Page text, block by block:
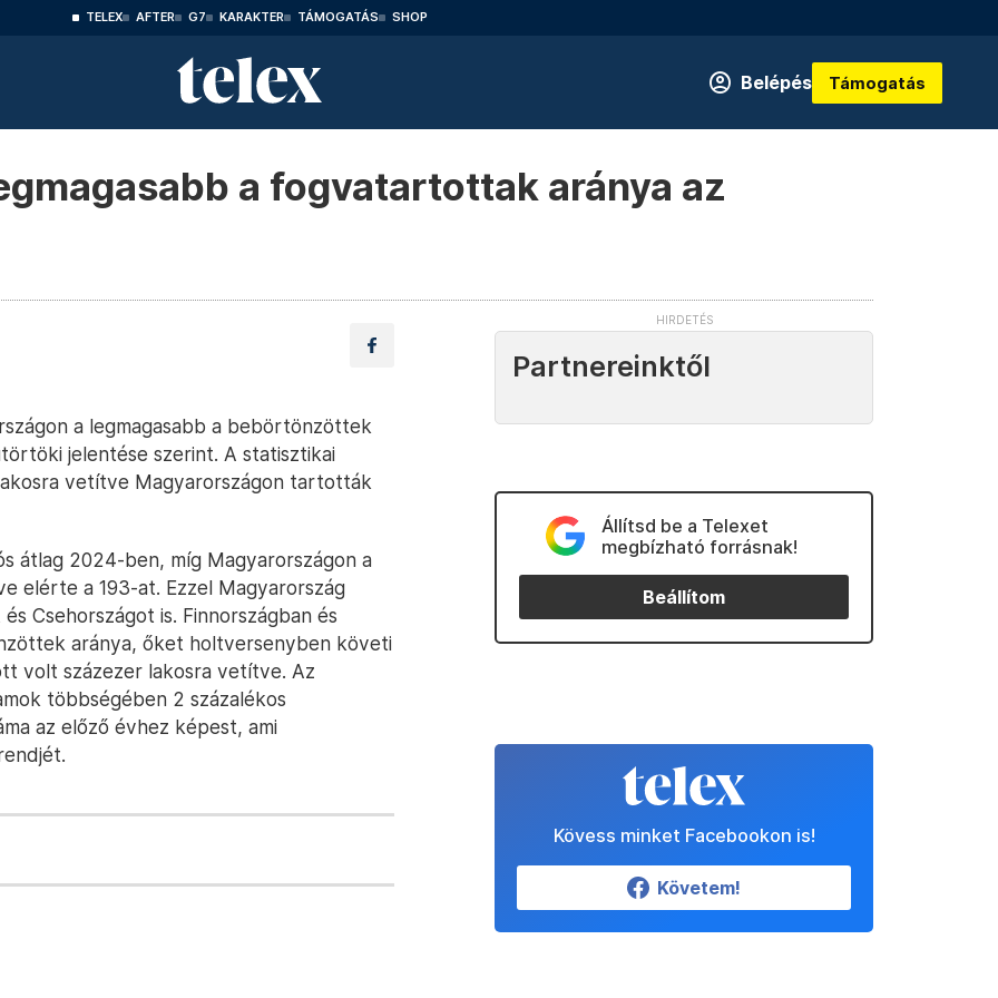
TELEX AFTER G7 KARAKTER TÁMOGATÁS SHOP
Belépés Támogatás
a fogvatartottak aránya az
a legmagasabb a bebörtönzöttek
jelentése szerint. A statisztikai
vetítve Magyarországon tartották
átlag 2024-ben, míg Magyarországon a
elérte a 193-at. Ezzel Magyarország
Csehországot is. Finnországban és
aránya, őket holtversenyben követi
volt százezer lakosra vetítve. Az
többségében 2 százalékos
az előző évhez képest, ami
Partnereinktől
Állítsd be a Telexet
megbízható forrásnak!
Beállítom
Kövess minket Facebookon is!
Követem!